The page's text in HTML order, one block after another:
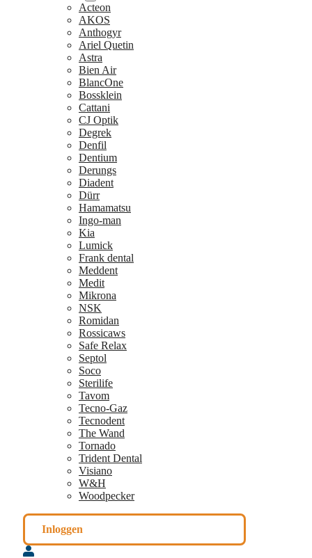
Acteon
AKOS
Anthogyr
Ariel Quetin
Astra
Bien Air
BlancOne
Bossklein
Cattani
CJ Optik
Degrek
Denfil
Dentium
Derungs
Diadent
Dürr
Hamamatsu
Ingo-man
Kia
Lumick
Frank dental
Meddent
Medit
Mikrona
NSK
Romidan
Rossicaws
Safe Relax
Septol
Soco
Sterilife
Tavom
Tecno-Gaz
Tecnodent
The Wand
Tornado
Trident Dental
Visiano
W&H
Woodpecker
Inloggen